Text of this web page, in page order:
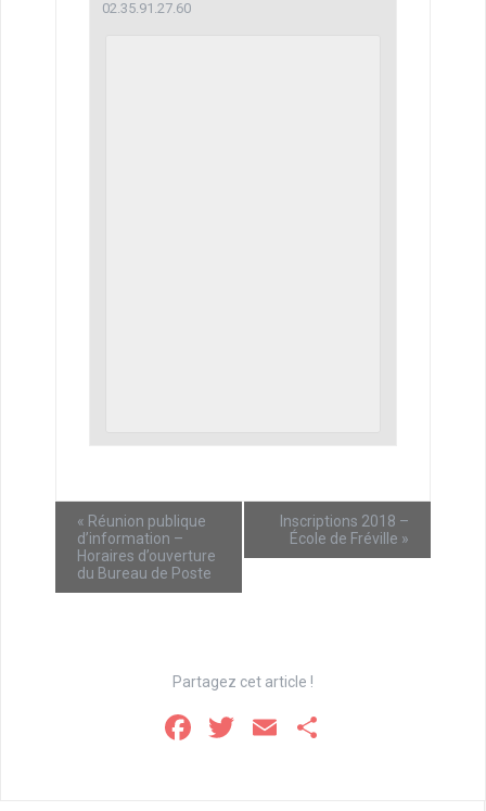
02.35.91.27.60
« Réunion publique
d’information –
Horaires d’ouverture
du Bureau de Poste
Inscriptions 2018 –
École de Fréville »
Partagez cet article !
F
T
E